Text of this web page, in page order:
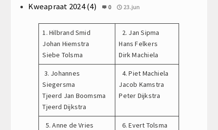
Kweapraat 2024 (4) 0 23.jun
1. Hilbrand Smid
Johan Hiemstra
Siebe Tolsma
2. Jan Sipma
Hans Felkers
Dirk Machiela
3. Johannes
Siegersma
Tjeerd Jan Boomsma
Tjeerd Dijkstra
4. Piet Machiela
Jacob Kamstra
Peter Dijkstra
5. Anne de Vries
6. Evert Tolsma